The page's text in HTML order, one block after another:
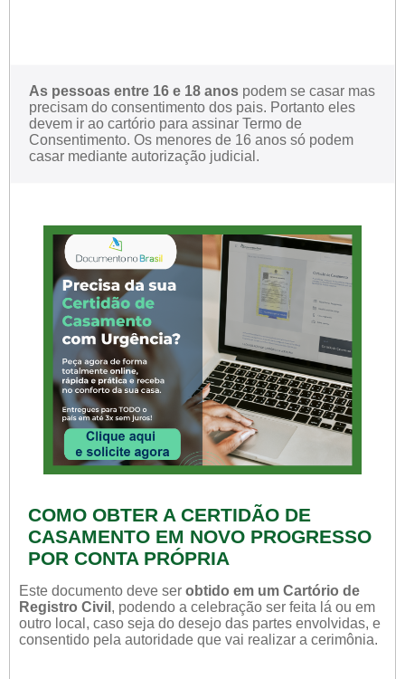
As pessoas entre 16 e 18 anos podem se casar mas
precisam do consentimento dos pais. Portanto eles
devem ir ao cartório para assinar Termo de
Consentimento. Os menores de 16 anos só podem
casar mediante autorização judicial.
COMO OBTER A CERTIDÃO DE
CASAMENTO EM NOVO PROGRESSO
POR CONTA PRÓPRIA
Este documento deve ser obtido em um Cartório de
Registro Civil , podendo a celebração ser feita lá ou em
outro local, caso seja do desejo das partes envolvidas, e
consentido pela autoridade que vai realizar a cerimônia.